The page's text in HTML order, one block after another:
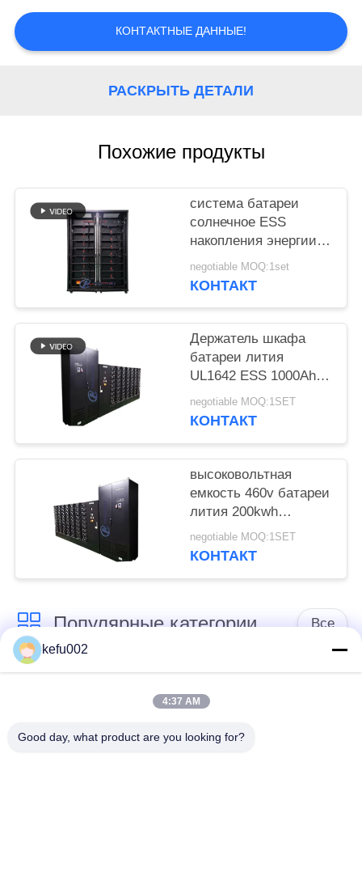
КАРТА
КОНТАКТНЫЕ ДАННЫЕ!
РАСКРЫТЬ ДЕТАЛИ
Похожие продукты
система батареи
солнечное ESS
накопления энергии
500V 150kWh
negotiable MOQ:1set
КОНТАКТ
Держатель шкафа
батареи лития
UL1642 ESS 1000Ah
высоковольтный
negotiable MOQ:1SET
КОНТАКТ
высоковольтная
емкость 460v батареи
лития 200kwh
большая для
накопления энергии
negotiable MOQ:1SET
КОНТАКТ
Популярные категории Все
Глубокая батарея
цикла ЛиФеПо4
Перезаряжаемые
Солнечная батарея
kefu002
4:37 AM
Good day, what product are you looking for?